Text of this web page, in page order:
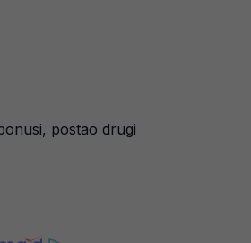
postao drugi